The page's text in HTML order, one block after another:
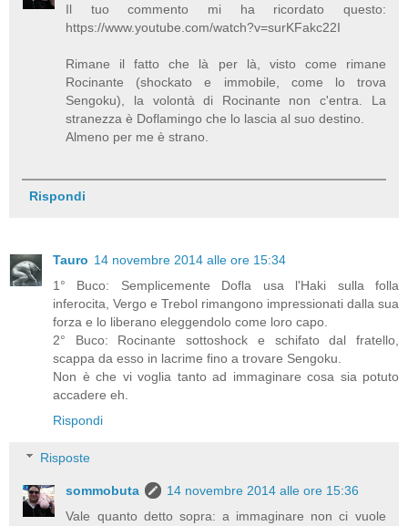
Il tuo commento mi ha ricordato questo:
https://www.youtube.com/watch?v=surKFakc22I
Rimane il fatto che là per là, visto come rimane
Rocinante (shockato e immobile, come lo trova
Sengoku), la volontà di Rocinante non c'entra. La
stranezza è Doflamingo che lo lascia al suo destino.
Almeno per me è strano.
Rispondi
Tauro 14 novembre 2014 alle ore 15:34
1° Buco: Semplicemente Dofla usa l'Haki sulla folla
inferocita, Vergo e Trebol rimangono impressionati dalla sua
forza e lo liberano eleggendolo come loro capo.
2° Buco: Rocinante sottoshock e schifato dal fratello,
scappa da esso in lacrime fino a trovare Sengoku.
Non è che vi voglia tanto ad immaginare cosa sia potuto
accadere eh.
Rispondi
Risposte
sommobuta
14 novembre 2014 alle ore 15:36
Vale quanto detto sopra: a immaginare non ci vuole